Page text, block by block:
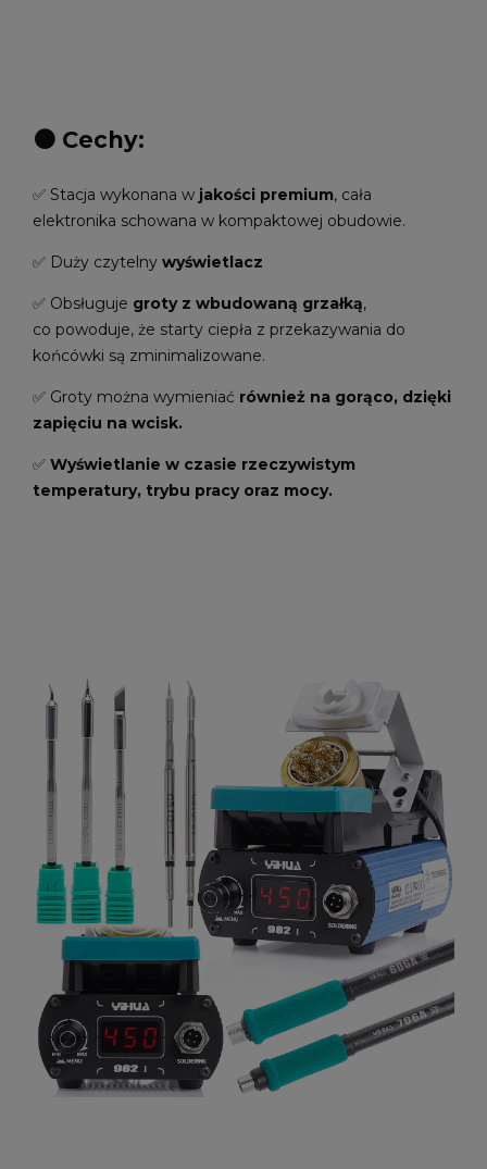
⚫ Cechy:
✅ Stacja wykonana w jakości premium, cała
elektronika schowana w kompaktowej obudowie.
✅ Duży czytelny wyświetlacz
✅ Obsługuje groty z wbudowaną grzałką,
co powoduje, że starty ciepła z przekazywania do
końcówki są zminimalizowane.
✅ Groty można wymieniać również na gorąco, dzięki
zapięciu na wcisk.
✅ Wyświetlanie w czasie rzeczywistym
temperatury, trybu pracy oraz mocy.